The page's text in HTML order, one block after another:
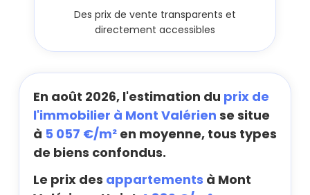
Des prix de vente transparents et
directement accessibles
En août 2026, l'estimation du prix de
l'immobilier à Mont Valérien se situe
à 5 057 €/m² en moyenne, tous types
de biens confondus.
Le prix des appartements à Mont